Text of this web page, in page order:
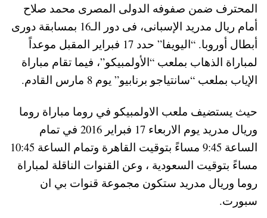
المحترف ضمن صفوفه الدولى المصرى محمد صلاح
أمام ريال مدريد الإسبانى، فى دور الـ16 بمسابقة دورى
أبطال أوروبا. “اليويفا” حدد 17 فبراير المقبل موعداً
لمباراة الذهاب بملعب “الأولمبيكو”، فيما تقام مباراة
الإياب بملعب “سانتياجو برنابيو” يوم 8 مارس القادم.
حيث يستضيف ملعب الاولمبيكو في روما مباراة روما
وريال مدريد يوم الاربعاء 17 فبراير 2016 في تمام
الساعة 9:45 مساءً بتوقيت القاهرة وتمام الساعة 10:45
مساءً بتوقيت السعودية ، وعن القنوات الناقلة لمباراة
روما وريال مدريد ستكون مجموعة قنوات بي ان
سبورت.